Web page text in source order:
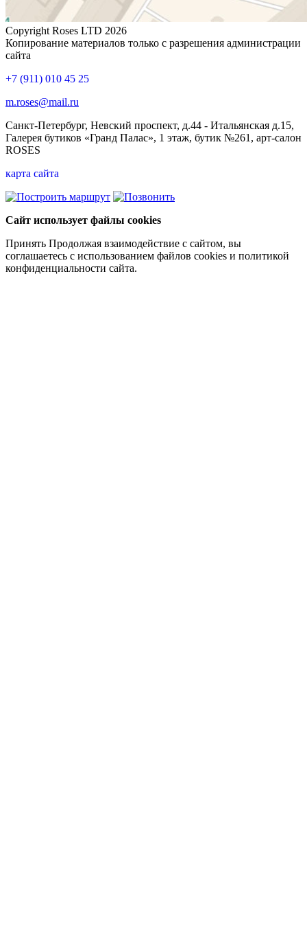
Copyright Roses LTD 2026
Копирование материалов только с разрешения администрации
сайта
+7 (911) 010 45 25
m.roses@mail.ru
Санкт-Петербург, Невский проспект, д.44 - Итальянская д.15,
Галерея бутиков «Гранд Палас», 1 этаж, бутик №261, арт-салон
ROSES
карта сайта
Сайт использует файлы cookies
Принять Продолжая взаимодействие с сайтом, вы
соглашаетесь с использованием файлов cookies и политикой
конфиденциальности сайта.